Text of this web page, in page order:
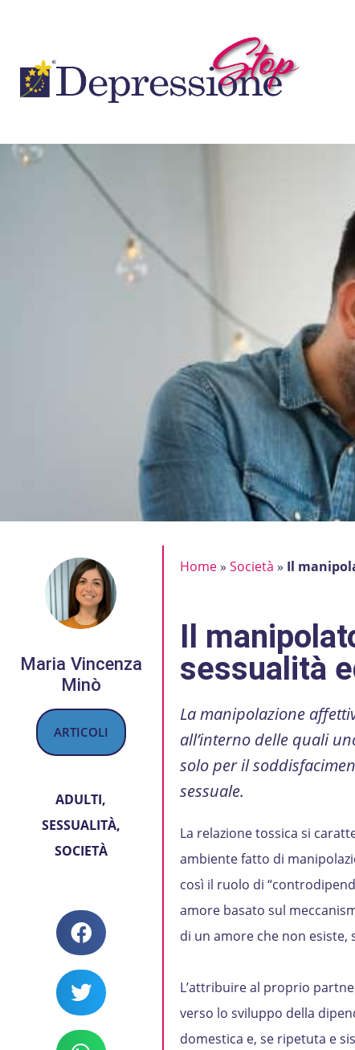
Maria Vincenza
Minò
ARTICOLI
ADULTI,
SESSUALITÀ,
SOCIETÀ
Home» Società » Il
Il
sessualità
La manipolazione
all’interno delle quali
solo per il
sessuale.
La relazione tossica si
ambiente fatto di
così il ruolo di
amore basato sul
di un amore che non esiste,
L’attribuire al proprio
verso lo sviluppo della
domestica e, se ripetuta e